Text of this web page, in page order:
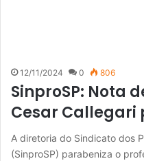
12/11/2024 0 806
SinproSP: Nota
Cesar Callegari
A diretoria do Sindicato dos
(SinproSP) parabeniza o